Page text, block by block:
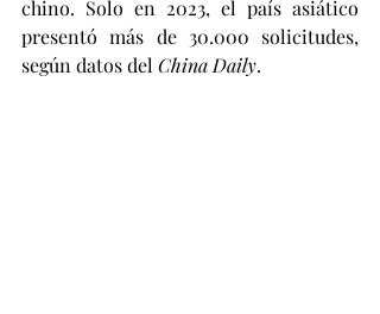
chino. Solo en 2023, el país asiático
presentó más de 30.000 solicitudes,
según datos del China Daily.